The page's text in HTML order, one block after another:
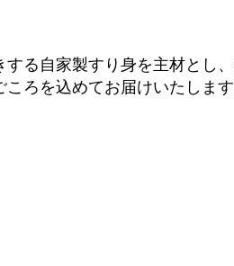
る自家製すり身を主材とし
ろを込めてお届けいたします